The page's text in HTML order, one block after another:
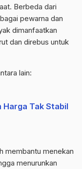
Berbeda dari
pewarna dan
dimanfaatkan
dan direbus untuk
lain:
Harga Tak Stabil
membantu menekan
menurunkan